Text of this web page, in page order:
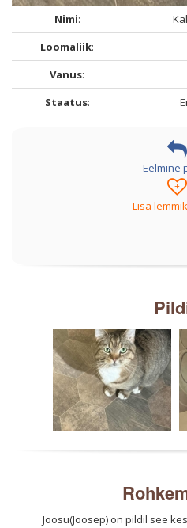
Nimi:
Loomaliik:
Vanus:
Staatus:
Eelmine
+
Lisa
Joosu(Joosep) on pildil see